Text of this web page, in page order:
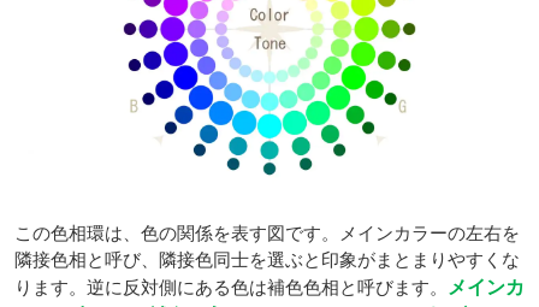
この色相環は、色の関係を表す図です。メインカラーの左右を
隣接色相と呼び、隣接色同士を選ぶと印象がまとまりやすくな
ります。逆に反対側にある色は補色色相と呼びます。
メインカ